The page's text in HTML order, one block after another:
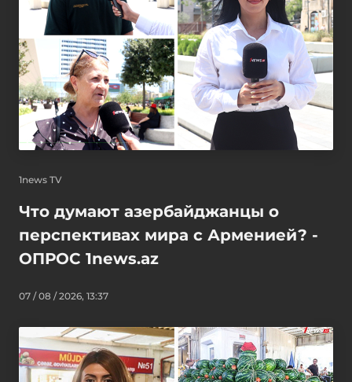
1news TV
Что думают азербайджанцы о
перспективах мира с Арменией? -
ОПРОС 1news.az
07 / 08 / 2026, 13:37